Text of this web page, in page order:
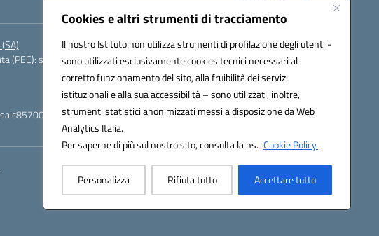
Cookies e altri strumenti di tracciamento
Il nostro Istituto non utilizza strumenti di profilazione degli utenti -
sono utilizzati esclusivamente cookies tecnici necessari al
corretto funzionamento del sito, alla fruibilità dei servizi
istituzionali e alla sua accessibilità – sono utilizzati, inoltre,
strumenti statistici anonimizzati messi a disposizione da Web
Analytics Italia.
Per saperne di più sul nostro sito, consulta la ns. Cookie Policy.
Personalizza Rifiuta tutto Accettare tutto
(PEC):saic857007@pec.istruzione.it